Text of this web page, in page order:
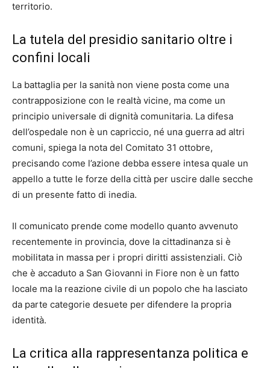
territorio.
La tutela del presidio sanitario oltre i
confini locali
La battaglia per la sanità non viene posta come una
contrapposizione con le realtà vicine, ma come un
principio universale di dignità comunitaria. La difesa
dell’ospedale non è un capriccio, né una guerra ad altri
comuni, spiega la nota del Comitato 31 ottobre,
precisando come l’azione debba essere intesa quale un
appello a tutte le forze della città per uscire dalle secche
di un presente fatto di inedia.
Il comunicato prende come modello quanto avvenuto
recentemente in provincia, dove la cittadinanza si è
mobilitata in massa per i propri diritti assistenziali. Ciò
che è accaduto a San Giovanni in Fiore non è un fatto
locale ma la reazione civile di un popolo che ha lasciato
da parte categorie desuete per difendere la propria
identità.
La critica alla rappresentanza politica e